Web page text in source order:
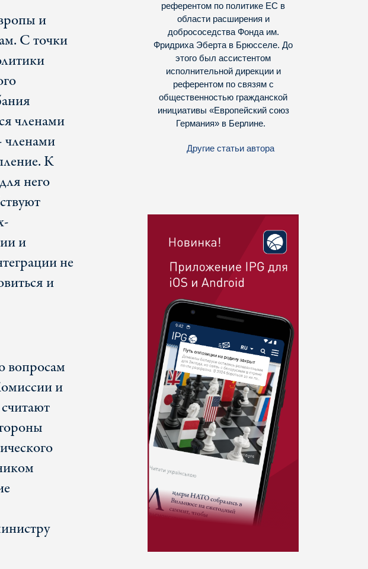
и
С точки
членами
К
него
и
не
и
вопросам
и
референтом по политике ЕС в
области расширения и
добрососедства Фонда им.
Фридриха Эберта в Брюсселе. До
этого был ассистентом
исполнительной дирекции и
референтом по связям с
общественностью гражданской
инициативы «Европейский союз
Германия» в Берлине.
Другие статьи автора